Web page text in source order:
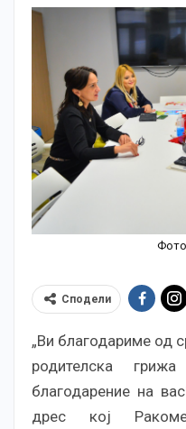
Сподели
„Ви благодариме од
родителска
благодарение на
дрес кој